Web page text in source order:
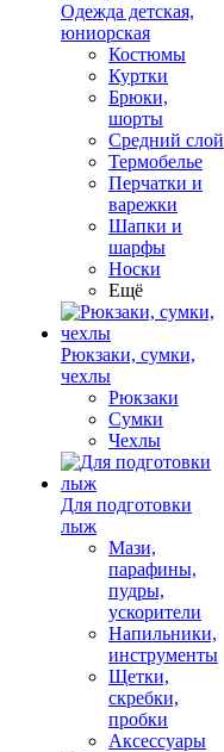
Одежда детская,
юниорская
Костюмы
Куртки
Брюки,
шорты
Средний слой
Термобелье
Перчатки и
варежки
Шапки и
шарфы
Носки
Ещё
Рюкзаки, сумки,
чехлы
Рюкзаки
Сумки
Чехлы
Для подготовки
лыж
Мази,
парафины,
пудры,
ускорители
Напильники,
инструменты
Щетки,
скребки,
пробки
Аксессуары